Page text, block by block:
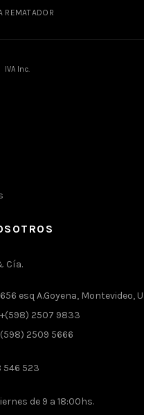
REMATADOR
ElIVA Inc.
Cía.
esq A.Goyena, Montevideo,
2507 9833
2509 5666
546 523
de 9 a 18:00hs.